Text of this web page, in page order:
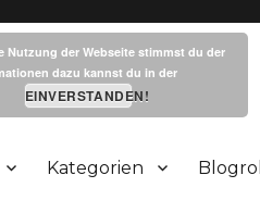
Kategorien Blogroll
Nutzung der Webseite stimmst du der
dazu kannst du in der
EINVERSTANDEN!